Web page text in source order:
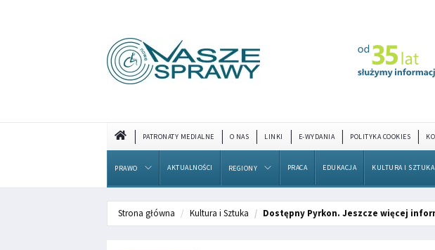
PATRONATY MEDIALNE O NAS LINKI E-WYDANIA POLITYKA COOKIES
PRAWO AKTUALNOŚCI REGIONY PRACA EDUKACJA KULTURA I SZTUKA
Strona główna Kultura i Sztuka Dostępny Pyrkon. Jeszcze więcej